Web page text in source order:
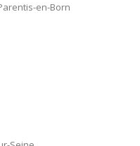
en-Born